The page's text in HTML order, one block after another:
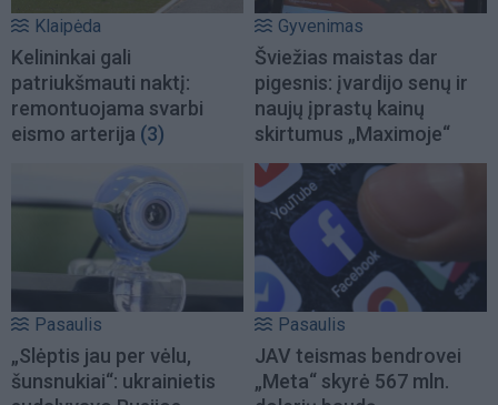
Klaipėda
Kelininkai gali
patriukšmauti naktį:
remontuojama svarbi
eismo arterija (3)
Gyvenimas
Šviežias maistas dar
pigesnis: įvardijo senų ir
naujų įprastų kainų
skirtumus „Maximoje“
Pasaulis
„Slėptis jau per vėlu,
šunsnukiai“: ukrainietis
Pasaulis
JAV teismas bendrovei
„Meta“ skyrė 567 mln.